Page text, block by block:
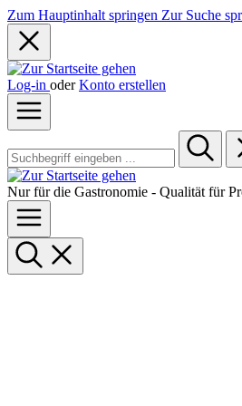
Zum Hauptinhalt springen Zur Suche
Log-in oder Konto erstellen
Nur für die Gastronomie - Qualität für